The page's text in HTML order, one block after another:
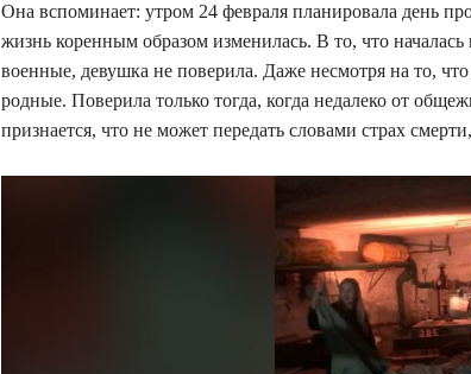
Она вспоминает: утром 24 февраля планировала день
жизнь коренным образом изменилась. В то, что
военные, девушка не поверила. Даже несмотря на то,
родные. Поверила только тогда, когда недалеко от
признается, что не может передать словами страх